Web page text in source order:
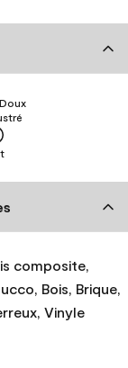
composite,
Bois, Brique,
Vinyle